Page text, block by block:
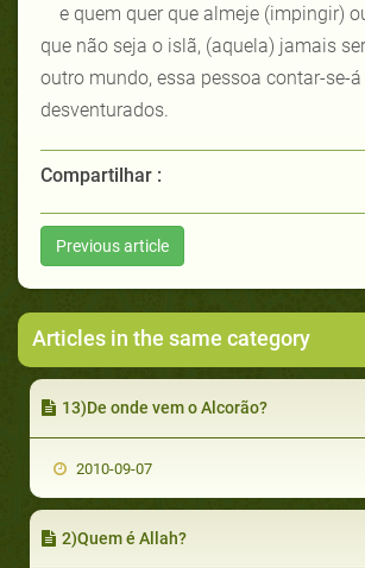
e quem quer que almeje (impingir)
que não seja o islã, (aquela) jamais
outro mundo, essa pessoa contar-se-
desventurados.
Compartilhar :
Previous article
Articles in the same category
13)De onde vem o Alcorão?
2010-09-07
2)Quem é Allah?